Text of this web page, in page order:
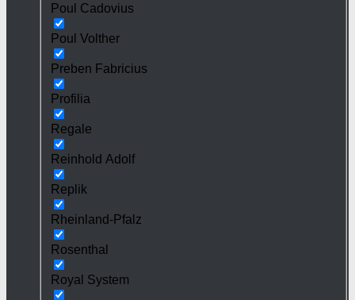
Poul Cadovius
Poul Volther
Preben Fabricius
Profilia
Regale
Reinhold Adolf
Replik
Rheinland-Pfalz
Rosenthal
Royal System